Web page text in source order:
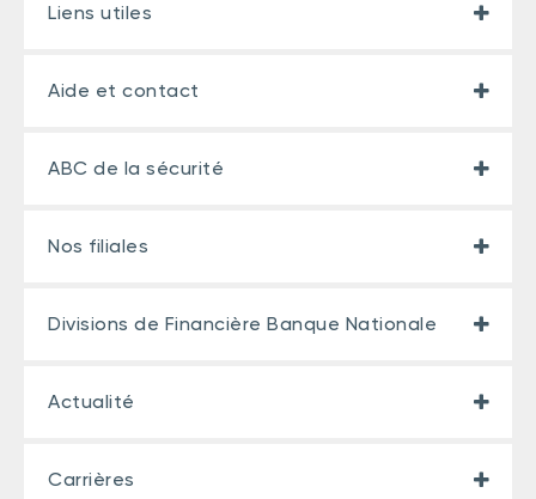
Liens utiles
Aide et contact
ABC de la sécurité
Nos filiales
Divisions de Financière Banque Nationale
Actualité
Carrières